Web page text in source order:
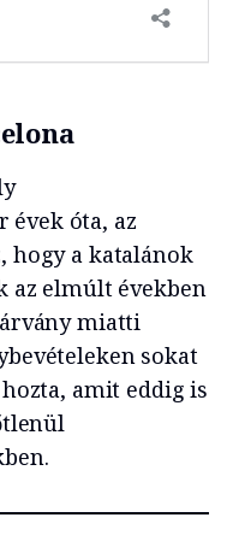
évek óta, az
hogy a katalánok
az elmúlt években
miatti
sokat
amit eddig is